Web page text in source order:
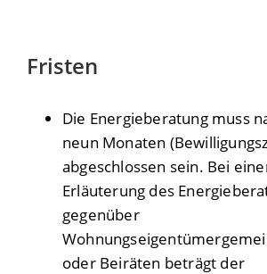
Fristen
Die Energieberatung muss
neun Monaten
abgeschlossen sein. Bei
Erläuterung des
gegenüber
oder Beiräten beträgt der